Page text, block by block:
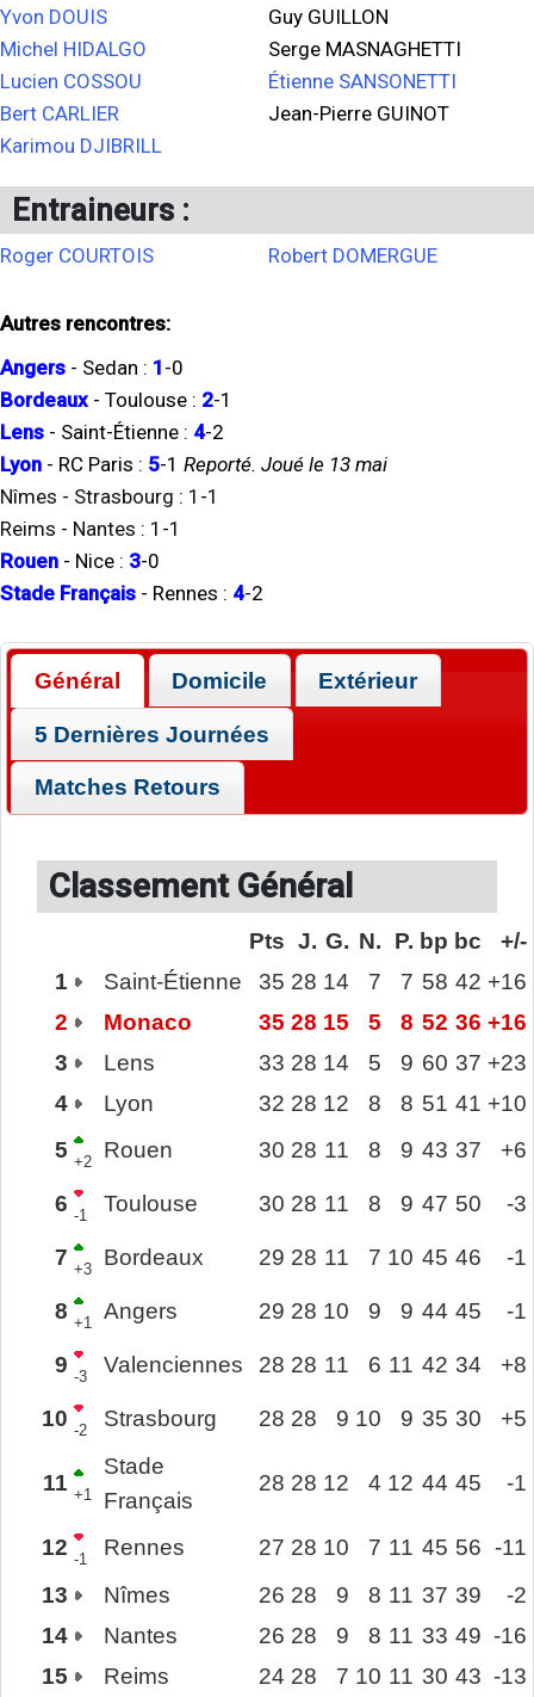
Yvon DOUIS
Michel HIDALGO
Lucien COSSOU
Bert CARLIER
Karimou DJIBRILL
Guy GUILLON
Serge MASNAGHETTI
Étienne SANSONETTI
Jean-Pierre GUINOT
Entraineurs :
Roger COURTOIS Robert DOMERGUE
Autres rencontres:
Angers - Sedan : 1 -0
Bordeaux - Toulouse : 2-1
Lens - Saint-Étienne : 4-2
Lyon - RC Paris : 5-1 Reporté. Joué le 13 mai
Nîmes - Strasbourg : 1 -1
Reims - Nantes : 1 -1
Rouen - Nice : 3-0
Stade Français - Rennes : 4-2
Général Domicile Extérieur
5 Dernières Journées
Matches Retours
Classement Général
Pts J. G. N. P. bp bc
+/-
1
Saint-Étienne 35 28 14 7 7 58 42 +16
2
Monaco 35 28 15 5 8 52 36 +16
3
Lens 33 28 14 5 9 60 37 +23
4
Lyon 32 28 12 8 8 51 41 +10
5 +2 Rouen 30 28 11 8 9 43 37 +6
6 -1 Toulouse 30 28 11 8 9 47 50 -3
7 +3 Bordeaux 29 28 11 7 10 45 46 -1
8 +1 Angers 29 28 10 9 9 44 45 -1
9 -3 Valenciennes 28 28 11 6 11 42 34 +8
10 -2 Strasbourg 28 28 9 10 9 35 30 +5
11 +1
Stade
Français
28 28 12 4 12 44 45 -1
12 -1 Rennes 27 28 10 7 11 45 56 -11
13
Nîmes 26 28 9 8 11 37 39
-2
14
Nantes 26 28 9 8 11 33 49 -16
15
Reims 24 28 7 10 11 30 43 -13